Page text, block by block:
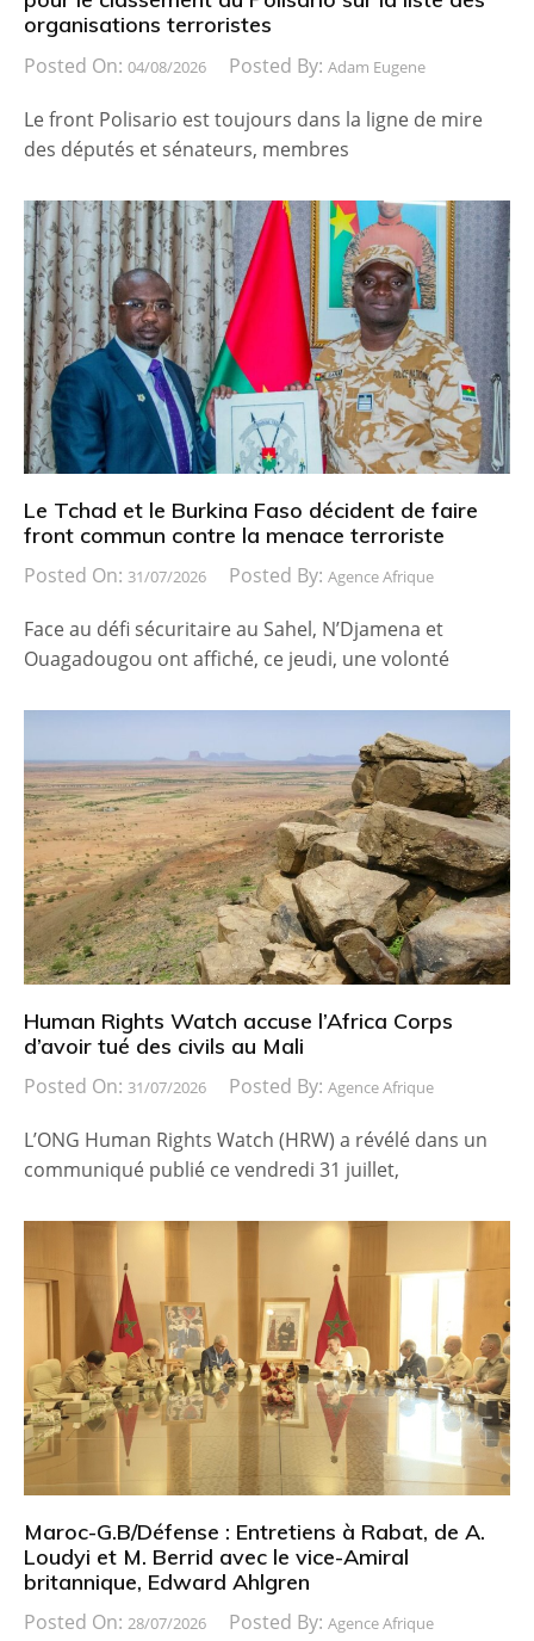
organisations terroristes
Posted On: 04/08/2026 Posted By: Adam Eugene
Le front Polisario est toujours dans la ligne de mire
des députés et sénateurs, membres
Le Tchad et le Burkina Faso décident de faire
front commun contre la menace terroriste
Posted On: 31/07/2026 Posted By: Agence Afrique
Face au défi sécuritaire au Sahel, N’Djamena et
Ouagadougou ont affiché, ce jeudi, une volonté
Human Rights Watch accuse l’Africa Corps
d’avoir tué des civils au Mali
Posted On: 31/07/2026 Posted By: Agence Afrique
L’ONG Human Rights Watch (HRW) a révélé dans un
communiqué publié ce vendredi 31 juillet,
Maroc-G.B/Défense : Entretiens à Rabat, de A.
Loudyi et M. Berrid avec le vice-Amiral
britannique, Edward Ahlgren
Posted On: 28/07/2026 Posted By: Agence Afrique